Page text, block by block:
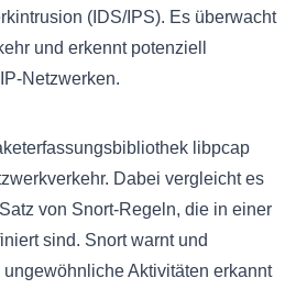
(IDS/IPS). Es überwacht
und erkennt potenziell
Netzwerken.
libpcap
Dabei vergleicht es
von Snort-Regeln, die in einer
sind. Snort warnt und
Aktivitäten erkannt